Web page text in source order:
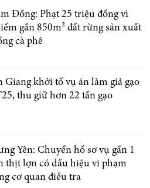
Đồng: Phạt 25 triệu đồng vì
gần 850m² đất rừng sản xuất
cà phê
Giang khởi tố vụ án làm giả gạo
thu giữ hơn 22 tấn gạo
Yên: Chuyển hồ sơ vụ gần 1
thịt lợn có dấu hiệu vi phạm
cơ quan điều tra